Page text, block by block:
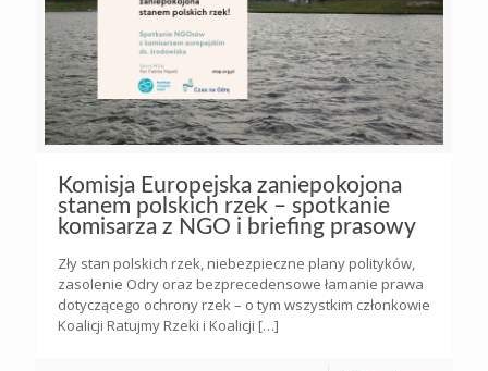
Komisja Europejska zaniepokojona
stanem polskich rzek – spotkanie
komisarza z NGO i briefing prasowy
Zły stan polskich rzek, niebezpieczne plany polityków,
zasolenie Odry oraz bezprecedensowe łamanie prawa
dotyczącego ochrony rzek – o tym wszystkim członkowie
Koalicji Ratujmy Rzeki i Koalicji […]